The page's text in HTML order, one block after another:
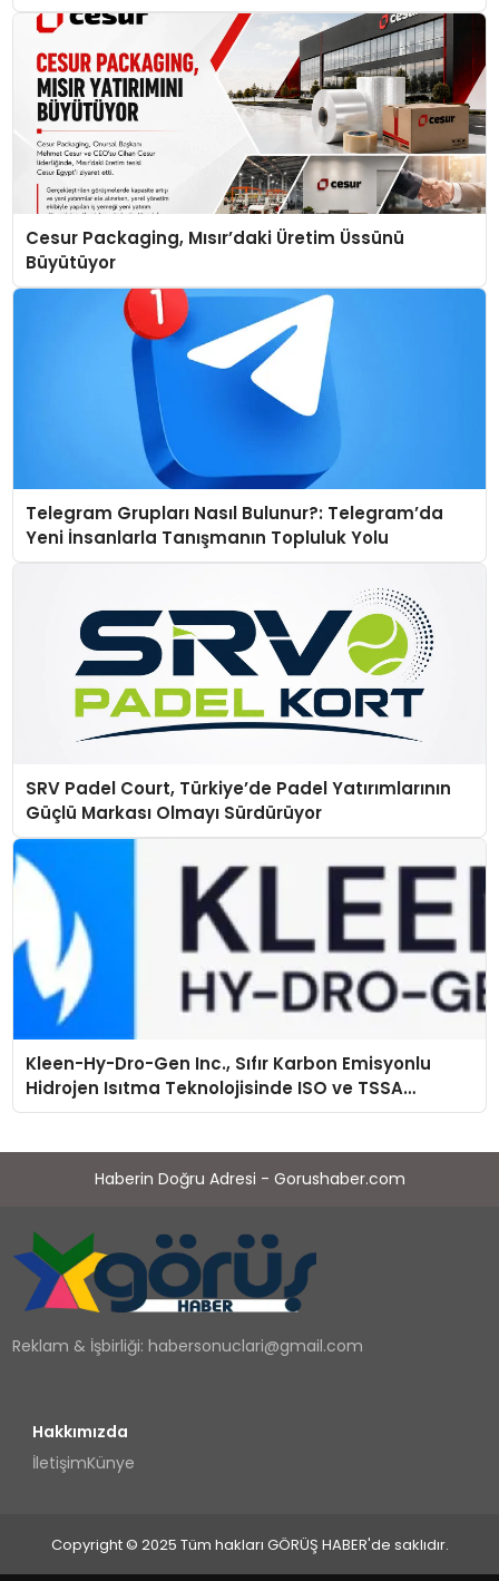
Cesur Packaging, Mısır’daki Üretim Üssünü
Büyütüyor
Telegram Grupları Nasıl Bulunur?: Telegram’da
Yeni İnsanlarla Tanışmanın Topluluk Yolu
SRV Padel Court, Türkiye’de Padel Yatırımlarının
Güçlü Markası Olmayı Sürdürüyor
Kleen-Hy-Dro-Gen Inc., Sıfır Karbon Emisyonlu
Hidrojen Isıtma Teknolojisinde ISO ve TSSA
Düzenleyici Onaylarını Aldı
Haberin Doğru Adresi - Gorushaber.com
Reklam & İşbirliği:habersonuclari@gmail.com
Hakkımızda
İletişimKünye
Copyright © 2025 Tüm hakları GÖRÜŞ HABER'de saklıdır.